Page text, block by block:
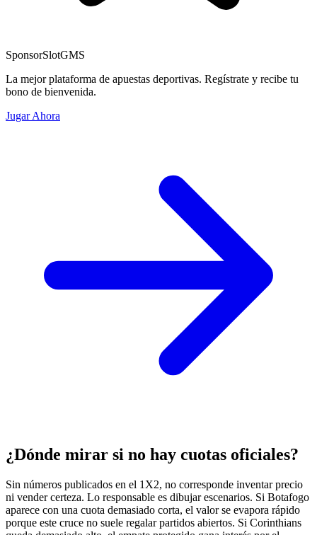
SponsorSlotGMS
La mejor plataforma de apuestas deportivas. Regístrate y recibe tu
bono de bienvenida.
Jugar Ahora
¿Dónde mirar si no hay cuotas oficiales?
Sin números publicados en el 1X2, no corresponde inventar precio
ni vender certeza. Lo responsable es dibujar escenarios. Si Botafogo
aparece con una cuota demasiado corta, el valor se evapora rápido
porque este cruce no suele regalar partidos abiertos. Si Corinthians